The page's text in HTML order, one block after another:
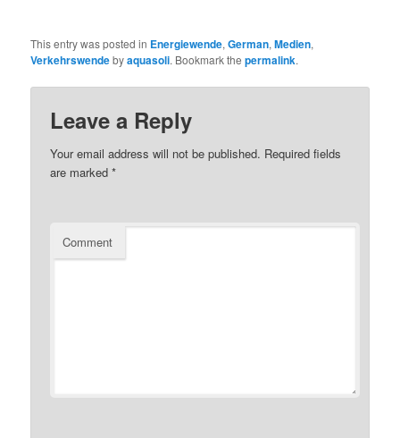
This entry was posted in Energiewende,German,Medien,
Verkehrswendebyaquasoli. Bookmark thepermalink.
Leave a Reply
Your email address will not be published. Required fields
are marked*
Comment